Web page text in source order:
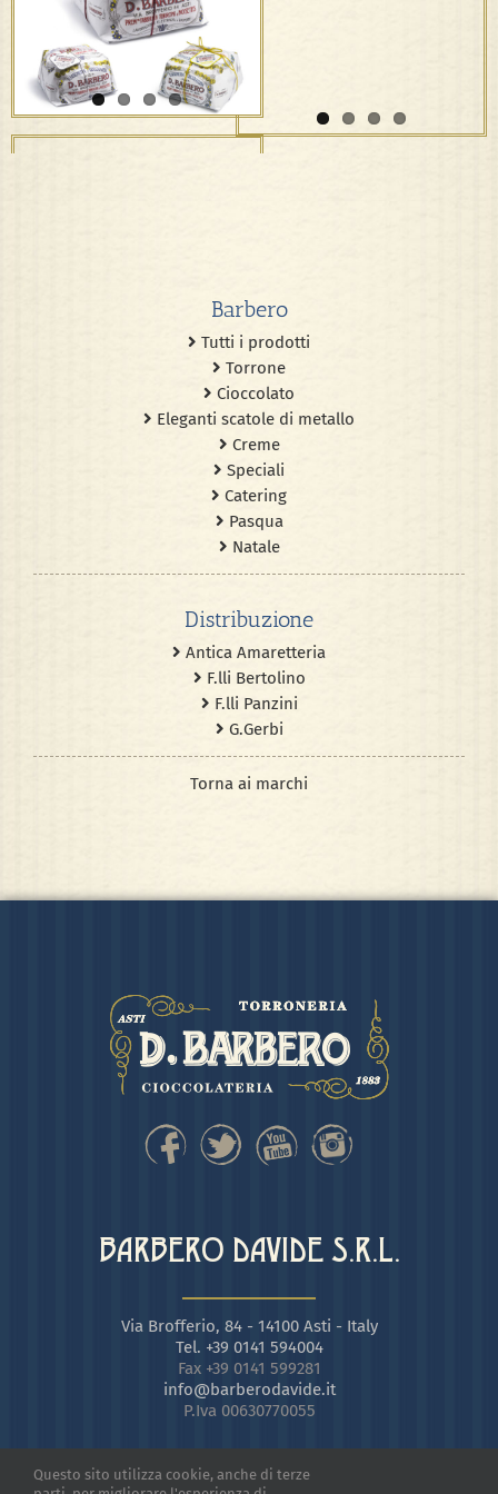
Barbero
Tutti i prodotti
Torrone
Cioccolato
Eleganti scatole di metallo
Creme
Speciali
Catering
Pasqua
Natale
Distribuzione
Antica Amaretteria
F.lli Bertolino
F.lli Panzini
G.Gerbi
Torna ai marchi
BARBERO DAVIDE S.R.L.
Via Brofferio, 84 - 14100 Asti - Italy
Tel. +39 0141 594004
Fax +39 0141 599281
info@barberodavide.it
P.Iva 00630770055
Questo sito utilizza cookie, anche di terze